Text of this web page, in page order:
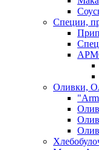
Специи,
Оливки,